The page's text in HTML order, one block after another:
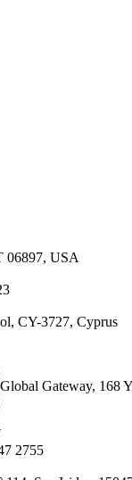
06897, USA
CY-3727, Cyprus
Gateway, 168
2755